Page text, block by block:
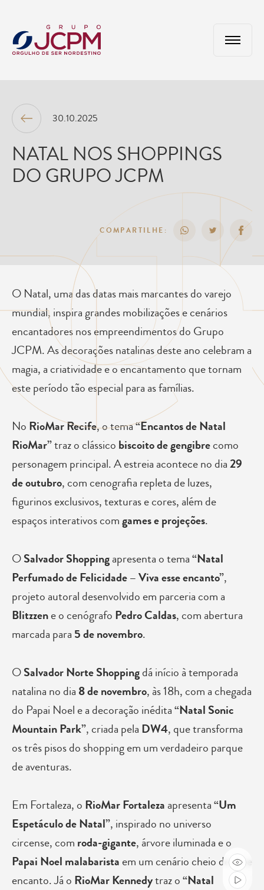
30.10.2025
NATAL NOS SHOPPINGS
DO GRUPO JCPM
COMPARTILHE:
O Natal, uma das datas mais marcantes do varejo
mundial, inspira grandes mobilizações e cenários
encantadores nos empreendimentos do Grupo
JCPM. As decorações natalinas deste ano celebram a
magia, a criatividade e o encantamento que tornam
este período tão especial para as famílias.
No RioMar Recife, o tema“Encantos de Natal
RioMar”traz o clássico biscoito de gengibrecomo
personagem principal. A estreia acontece no dia29
de outubro, com cenografia repleta de luzes,
figurinos exclusivos, texturas e cores, além de
espaços interativos comgames e projeções.
OSalvador Shoppingapresenta o tema“Natal
Perfumado de Felicidade – Viva esse encanto”,
projeto autoral desenvolvido em parceria com a
Blitzzene o cenógrafo Pedro Caldas, com abertura
marcada para 5 de novembro.
OSalvador Norte Shoppingdá início à temporada
natalina no dia 8 de novembro, às 18h, com a chegada
do Papai Noel e a decoração inédita“Natal Sonic
Mountain Park”, criada pela DW4, que transforma
os três pisos do shopping em um verdadeiro parque
de aventuras.
Em Fortaleza, o RioMar Fortaleza apresenta“Um
Espetáculo de Natal”, inspirado no universo
circense, com roda-gigante, árvore iluminada e o
Papai Noel malabaristaem um cenário cheio de luz e
encanto. Já o RioMar Kennedytraz o“Natal